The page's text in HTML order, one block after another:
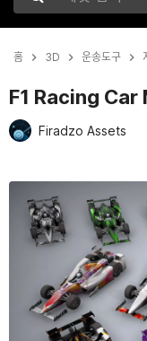
에셋 검색
홈 3D 운송도구
F1 Racing Car
Firadzo Assets
현재 슬라이드: 1 / 5